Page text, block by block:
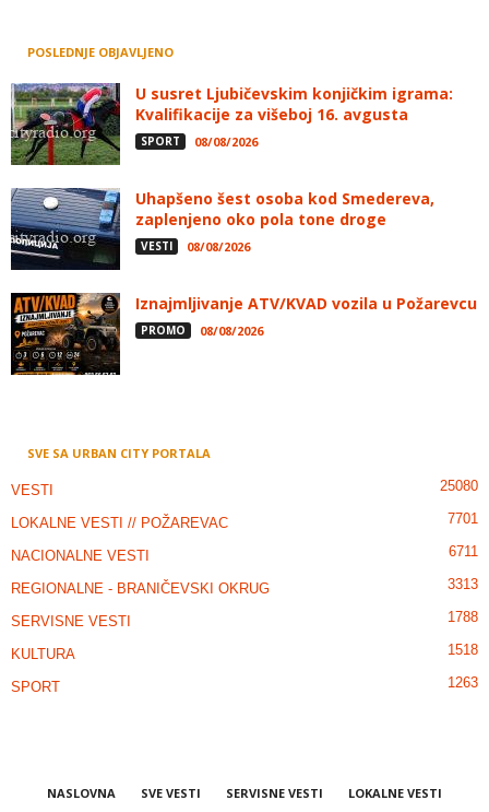
POSLEDNJE OBJAVLJENO
U susret Ljubičevskim konjičkim igrama:
Kvalifikacije za višeboj 16. avgusta
SPORT 08/08/2026
Uhapšeno šest osoba kod Smedereva,
zaplenjeno oko pola tone droge
VESTI 08/08/2026
Iznajmljivanje ATV/KVAD vozila u Požarevcu
PROMO 08/08/2026
SVE SA URBAN CITY PORTALA
VESTI 25080
LOKALNE VESTI // POŽAREVAC 7701
NACIONALNE VESTI 6711
REGIONALNE - BRANIČEVSKI OKRUG 3313
SERVISNE VESTI 1788
KULTURA 1518
SPORT 1263
NASLOVNA SVE VESTI SERVISNE VESTI
LOKALNE VESTI